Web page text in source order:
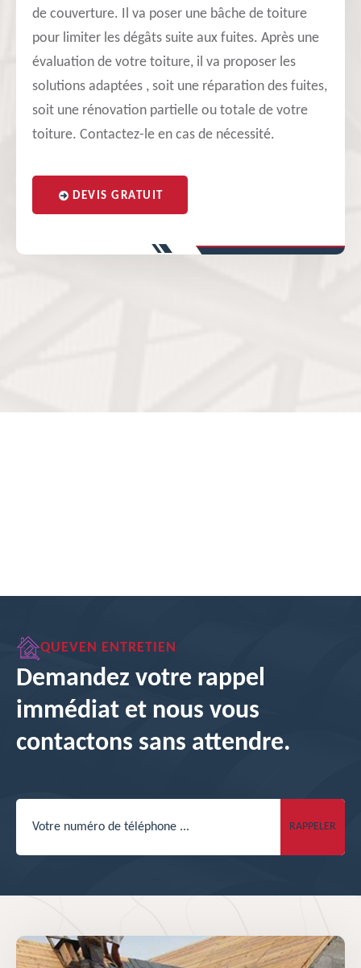
de couverture. Il va poser une bâche de toiture
pour limiter les dégâts suite aux fuites. Après une
évaluation de votre toiture, il va proposer les
solutions adaptées , soit une réparation des fuites,
soit une rénovation partielle ou totale de votre
toiture. Contactez-le en cas de nécessité.
DEVIS GRATUIT
QUEVEN ENTRETIEN
Demandez votre rappel
immédiat et nous vous
contactons sans attendre.